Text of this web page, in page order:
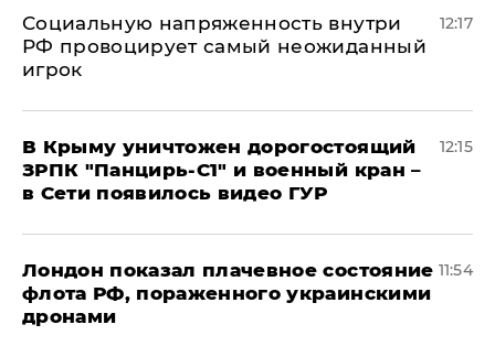
Социальную напряженность внутри
РФ провоцирует самый неожиданный
игрок
12:17
В Крыму уничтожен дорогостоящий
ЗРПК "Панцирь-С1" и военный кран –
в Сети появилось видео ГУР
12:15
Лондон показал плачевное состояние
флота РФ, пораженного украинскими
дронами
11:54